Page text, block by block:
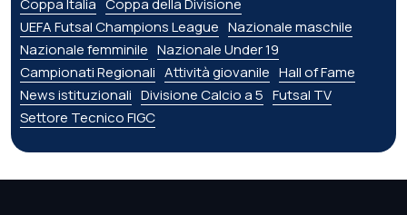
Coppa Italia Coppa della Divisione
UEFA Futsal Champions League Nazionale maschile
Nazionale femminile Nazionale Under 19
Campionati Regionali Attività giovanile Hall of Fame
News istituzionali Divisione Calcio a 5 Futsal TV
Settore Tecnico FIGC